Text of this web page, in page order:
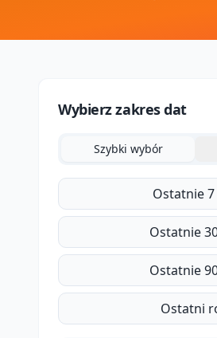
Wybierz zakres dat
Szybki wybór
Ostatnie
Ostatnie
Ostatnie
Ostatni